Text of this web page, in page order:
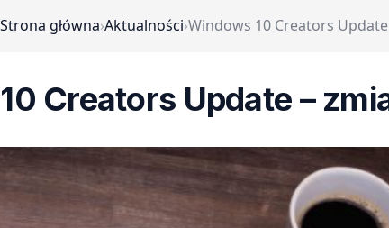
Strona główna›Aktualności›Windows 10 Creators
Creators Update –